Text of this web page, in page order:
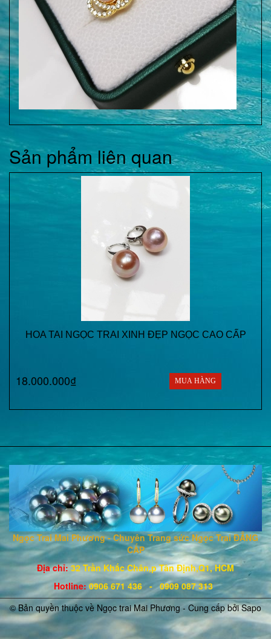
Sản phẩm liên quan
HOA TAI NGỌC TRAI XINH ĐẸP NGỌC CAO CẤP
18.000.000₫ MUA HÀNG
Ngọc Trai Mai Phương - Chuyên Trang sức Ngọc Trai ĐẲNG
CẤP
Địa chỉ: 32 Trần Khắc Chân,p Tân Định,Q1, HCM
Hotline: 0906 671 436 - 0909 087 313
© Bản quyền thuộc về Ngọc trai Mai Phương - Cung cấp bởiSapo